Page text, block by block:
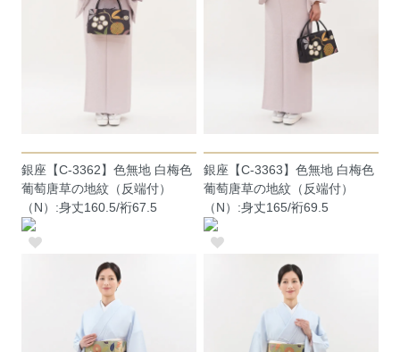
銀座【C-3362】色無地 白梅色
葡萄唐草の地紋（反端付）
（N）:身丈160.5/裄67.5
銀座【C-3363】色無地 白梅色
葡萄唐草の地紋（反端付）
（N）:身丈165/裄69.5